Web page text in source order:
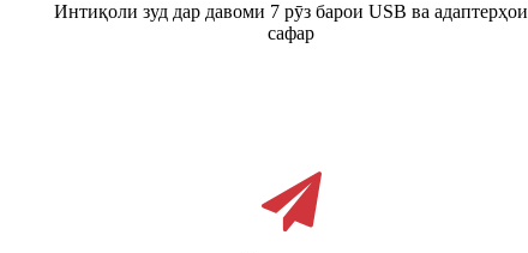
Интиқоли зуд дар давоми 7 рӯз барои USB ва адаптерҳои
сафар